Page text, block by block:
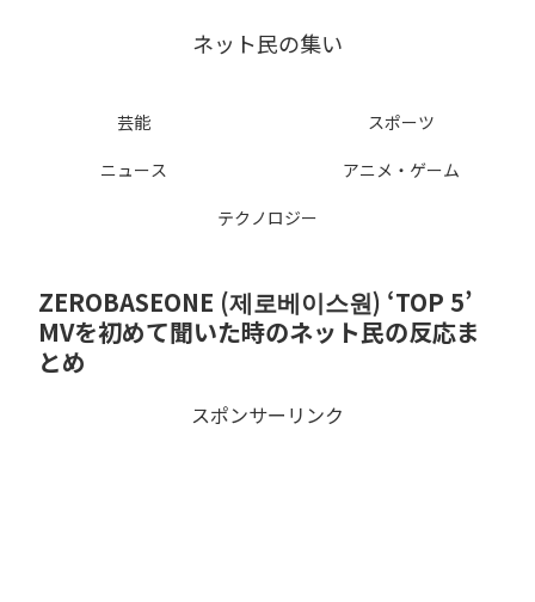
ネット民の集い
芸能
スポーツ
ニュース
アニメ・ゲーム
テクノロジー
ZEROBASEONE (제로베이스원) ‘TOP 5’
MVを初めて聞いた時のネット民の反応ま
とめ
スポンサーリンク